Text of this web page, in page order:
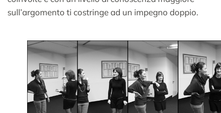
sull’argomento ti costringe ad un impegno doppio.